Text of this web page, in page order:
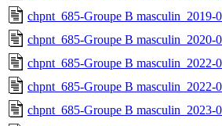
chpnt_685-Groupe B masculin_2019-
chpnt_685-Groupe B masculin_2020-
chpnt_685-Groupe B masculin_2022-
chpnt_685-Groupe B masculin_2022-
chpnt_685-Groupe B masculin_2023-